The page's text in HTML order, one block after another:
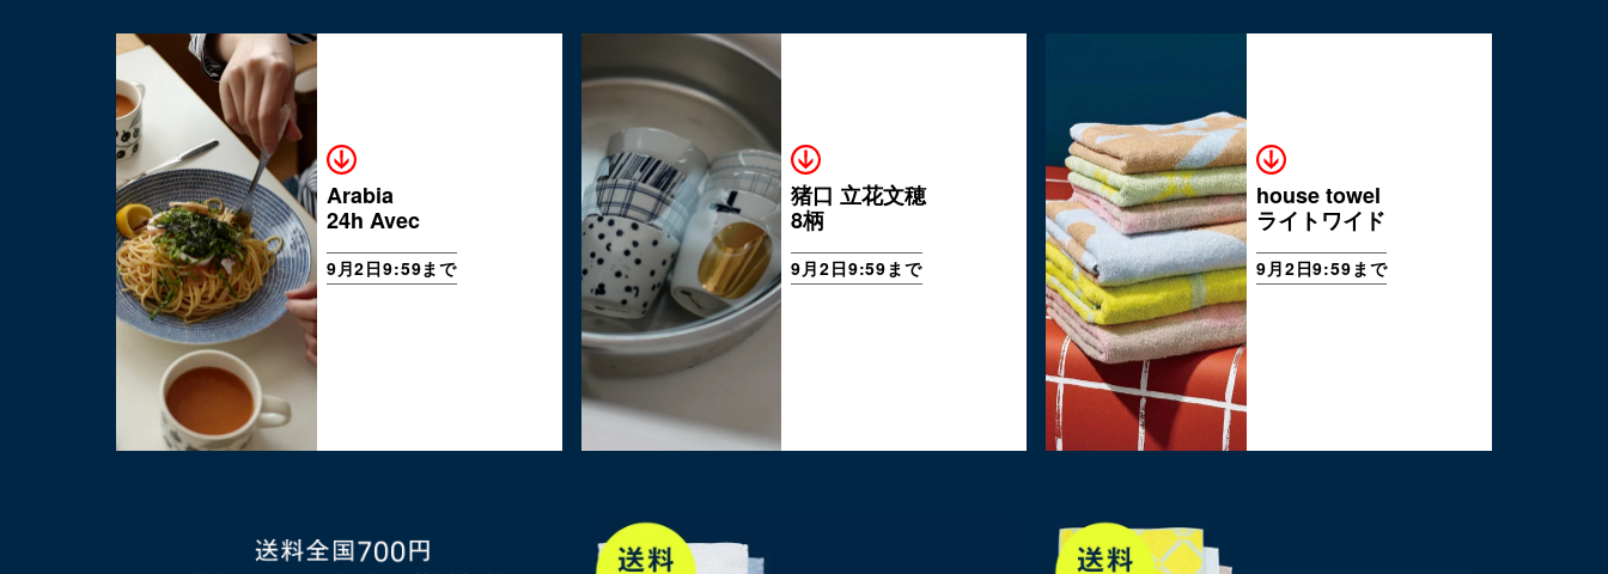
Arabia
24h Avec
9月2日9:59まで
猪口 立花文穂
8柄
9月2日9:59まで
house towel
ライトワイド
9月2日9:59まで